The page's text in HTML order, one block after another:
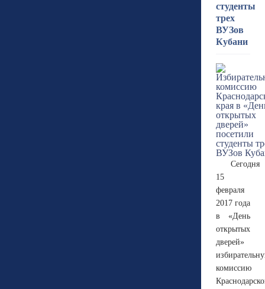
студенты
трех
ВУЗов
Кубани
Сегодня
15
февраля
2017 года
в «День
открытых
дверей»
комиссию